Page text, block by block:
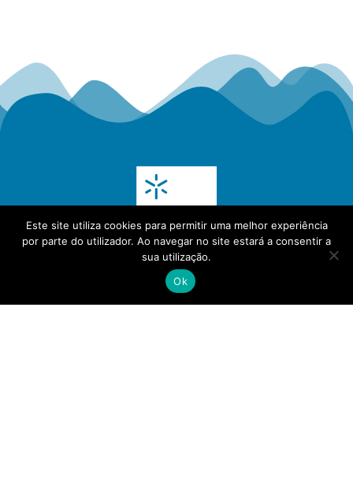
Este site utiliza cookies para permitir uma melhor experiência
por parte do utilizador. Ao navegar no site estará a consentir a
sua utilização.
Ok